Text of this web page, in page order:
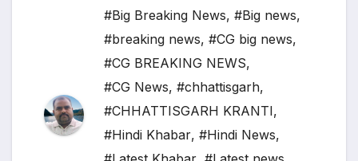
#Big Breaking News, #Big news,
#breaking news, #CG big news,
#CG BREAKING NEWS,
#CG News, #chhattisgarh,
#CHHATTISGARH KRANTI,
#Hindi Khabar, #Hindi News,